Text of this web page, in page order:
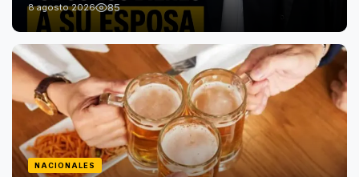
8 agosto 2026 85
NACIONALES